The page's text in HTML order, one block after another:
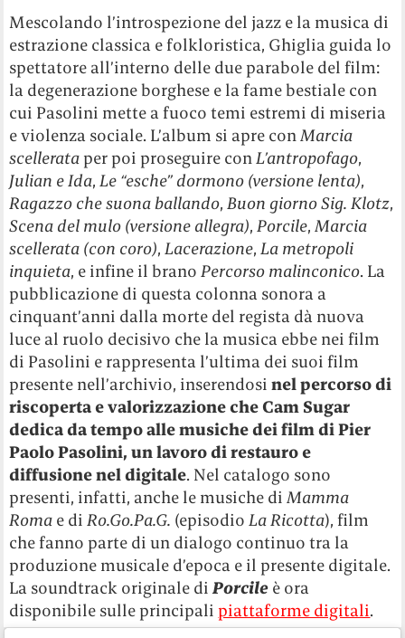
Mescolando l’introspezione del jazz e la musica di
estrazione classica e folkloristica, Ghiglia guida lo
spettatore all’interno delle due parabole del film:
la degenerazione borghese e la fame bestiale con
cui Pasolini mette a fuoco temi estremi di miseria
e violenza sociale. L’album si apre conMarcia
scellerata per poi proseguire conL’antropofago,
Julian e Ida,Le “esche” dormono (versione lenta),
Ragazzo che suona ballando,Buon giorno Sig. Klotz,
Scena del mulo (versione allegra),Porcile,Marcia
scellerata (con coro),Lacerazione,La metropoli
inquieta, e infine il branoPercorso malinconico. La
pubblicazione di questa colonna sonora a
cinquant’anni dalla morte del regista dà nuova
luce al ruolo decisivo che la musica ebbe nei film
di Pasolini e rappresenta l’ultima dei suoi film
presente nell’archivio, inserendosinel percorso di
riscoperta e valorizzazione cheCam Sugar
dedica da tempo alle musiche dei film di Pier
Paolo Pasolini, un lavoro di restauro e
diffusione nel digitale. Nel catalogo sono
presenti, infatti, anche le musiche diMamma
Roma e diRo.Go.Pa.G. (episodioLa Ricotta), film
che fanno parte di un dialogo continuo tra la
produzione musicale d’epoca e il presente digitale.
La soundtrack originale diPorcile è ora
disponibile sulle principalipiattaforme digitali.